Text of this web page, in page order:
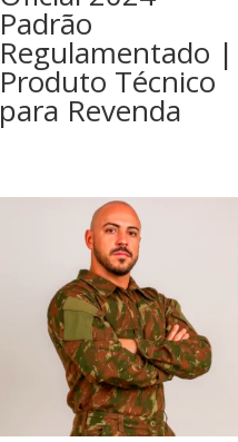
Padrão
Regulamentado |
Produto Técnico
para Revenda